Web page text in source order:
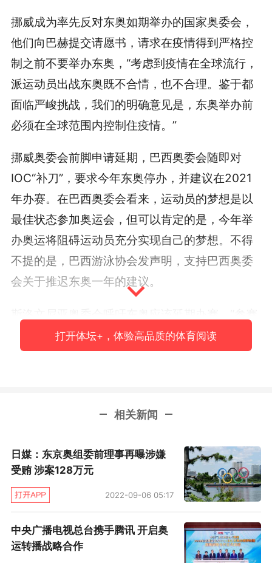
挪威成为率先反对东奥如期举办的国家奥委会，
他们向巴赫提交请愿书，请求在疫情得到严格控
制之前不要举办东奥，“考虑到疫情在全球流行，
派运动员出战东奥既不合情，也不合理。鉴于都
面临严峻挑战，我们的明确意见是，东奥举办前
必须在全球范围内控制住疫情。”
挪威奥委会前脚申请延期，巴西奥委会随即对
IOC“补刀”，要求今年东奥停办，并建议在2021
年办赛。在巴西奥委会看来，运动员的梦想是以
最佳状态参加奥运会，但可以肯定的是，今年举
办奥运将阻碍运动员充分实现自己的梦想。不得
不提的是，巴西游泳协会发声明，支持巴西奥委
会关于推迟东奥一年的建议。
选手缺少训练场地是最关键的问题，奥运会要是
不能在今年7月举办，推迟到2021年其实没有问
闭，运动员没有地方训练，在这种情况下举办奥
除了多国奥委会投了“反对票”，一些体育组织也
揭竿而起，其中美国游泳协会也以公开信的形式
员在安全环境下备战，这是解决方案，我们将推
动美国奥委会，用自己的声音为运动员说话。”
打开体坛+，体验高品质的体育阅读
相关新闻
日媒：东京奥组委前理事再曝涉嫌
受贿 涉案128万元
2022-09-06 05:17
中央广播电视总台携手腾讯 开启奥
运转播战略合作